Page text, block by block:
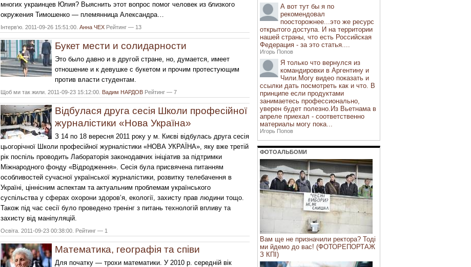
многих украинцев Юлия? Выяснить этот вопрос помог человек из близкого
окружения Тимошенко — племянница Александра…
Інтерв‘ю. 2011-09-26 15:51:00. Анна ЧЕХ Рейтинг — 13
Букет мести и солидарности
Это было давно и в другой стране, но, думается, имеет
отношение и к девушке с букетом и прочим протестующим
против власти студентам.
Щоб ми так жили. 2011-09-23 15:12:00. Вадим НАРДОВ Рейтинг — 7
Відбулася друга сесія Школи професійної
журналістики «Нова Україна»
З 14 по 18 вересня 2011 року у м. Києві відбулась друга сесія
цьогорічної Школи професійної журналістики «НОВА УКРАЇНА», яку вже третій
рік поспіль проводить Лабораторія законодавчих ініціатив за підтримки
Міжнародного фонду «Відродження». Сесія була присвячена питанням
особливостей сучасної української журналістики, розвитку телебачення в
Україні, ціннісним аспектам та актуальним проблемам українського
суспільства у сферах охорони здоров’я, екології, захисту прав людини тощо.
Також під час сесії було проведено тренінг з питань технологій впливу та
захисту від маніпуляцій.
Освіта. 2011-09-23 00:38:00. Рейтинг — 1
Математика, географія та співи
Для початку — трохи математики. У 2010 р. середній вік
А вот тут бы я по
рекомендовал
поосторожнее...это же ресурс
открытого доступа. И на территории
нашей страны, что есть Российская
Федерация - за это статья....
Игорь Попов
Я только что вернулся из
командировки в Аргентину и
Чили.Могу видео показать и
ссылки дать посмотреть как и что. В
принципе если продуктами
занимаетесь профессионально,
уверен будет полезно.Из Вьетнама в
апреле приехал - соответственно
материалы могу пока...
Игорь Попов
ФОТОАЛЬБОМИ
Вам ще не призначили ректора? Тоді
ми йдемо до вас! (ФОТОРЕПОРТАЖ
З КПІ)